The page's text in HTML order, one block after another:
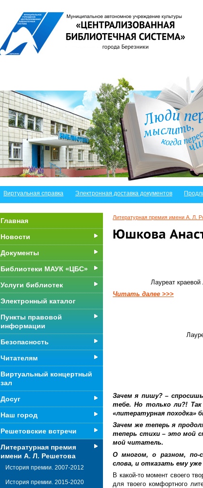
Виртуальная справка Электронная доставка документов
Литературная премия имени А. Л.
Лауреат
Читать далее >>>
Зачем я пишу? –
тебе. Но только ли?!
«литературная походка»
Зачем же теперь я
теперь стихи – это мой
мой читатель.
О многом, о разном, по-
слова, и отказать ему уже
В какой-то момент своего
для твоего комфортного
Главная
Новости
Документы
Библиотеки МАУК «ЦБС»
Услуги библиотек
Электронный каталог
Пункты правовой
информации
Безопасность
Читателям
Виртуальный концертный
зал
Досуг
Наш город
Решетовские встречи
Литературная премия
имени А. Л. Решетова
История премии. 2007-2012
История премии. 2015-2020